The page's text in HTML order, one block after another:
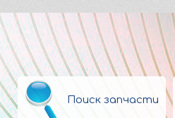
Поиск запчасти